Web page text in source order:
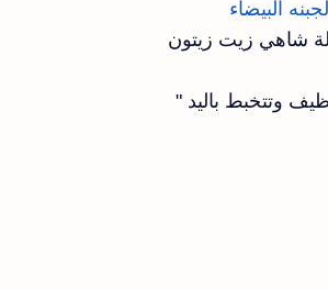
وتتخبط باليد "